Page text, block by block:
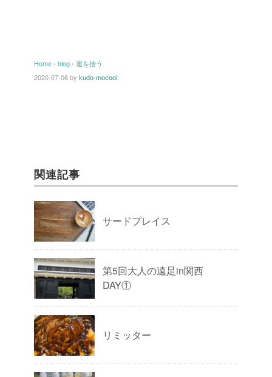
Home › blog › 運を拾う
2020-07-06by kudo-mocool
関連記事
サードプレイス
第5回大人の遠足in関西
DAY①
リミッター